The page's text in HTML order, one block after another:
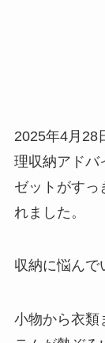
2025年4月28
理収納アドバ
ゼットがすっ
れました。
収納に悩んで
小物から衣類